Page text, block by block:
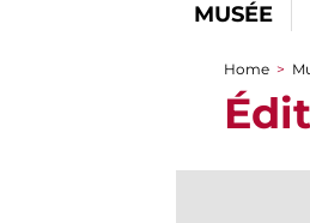
MUSÉE
You
Home >